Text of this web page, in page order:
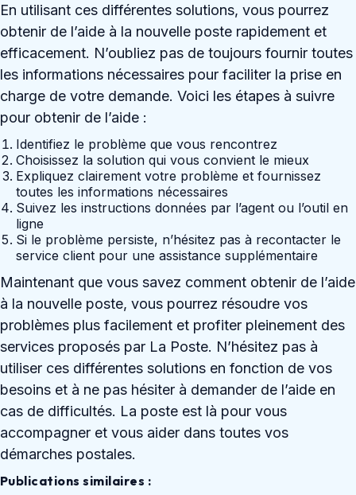
En utilisant ces différentes solutions, vous pourrez
obtenir de l’aide à la nouvelle poste rapidement et
efficacement. N’oubliez pas de toujours fournir toutes
les informations nécessaires pour faciliter la prise en
charge de votre demande. Voici les étapes à suivre
pour obtenir de l’aide :
Identifiez le problème que vous rencontrez
Choisissez la solution qui vous convient le mieux
Expliquez clairement votre problème et fournissez
toutes les informations nécessaires
Suivez les instructions données par l’agent ou l’outil en
ligne
Si le problème persiste, n’hésitez pas à recontacter le
service client pour une assistance supplémentaire
Maintenant que vous savez comment obtenir de l’aide
à la nouvelle poste, vous pourrez résoudre vos
problèmes plus facilement et profiter pleinement des
services proposés par La Poste. N’hésitez pas à
utiliser ces différentes solutions en fonction de vos
besoins et à ne pas hésiter à demander de l’aide en
cas de difficultés. La poste est là pour vous
accompagner et vous aider dans toutes vos
démarches postales.
Publications similaires :